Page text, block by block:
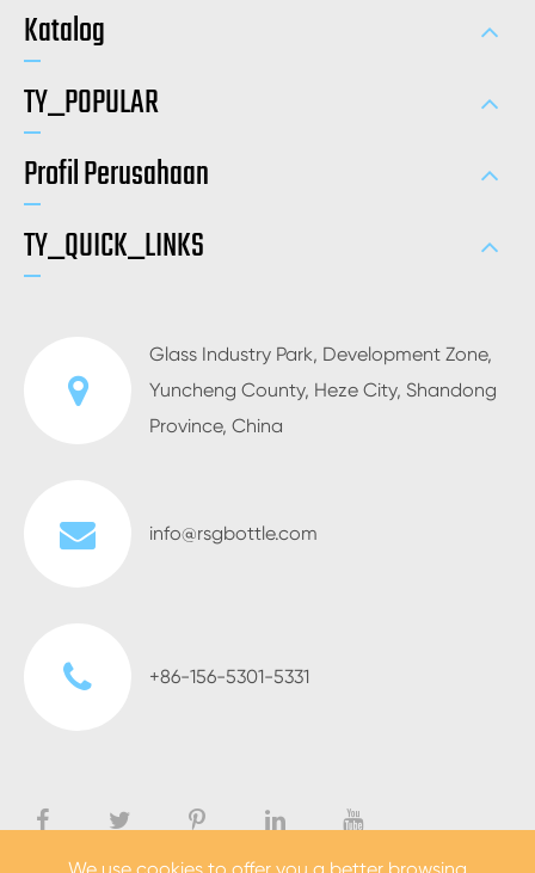
Katalog
TY_POPULAR
Profil Perusahaan
TY_QUICK_LINKS
Glass Industry Park, Development Zone,
Yuncheng County, Heze City, Shandong
Province, China
info@rsgbottle.com
+86-156-5301-5331